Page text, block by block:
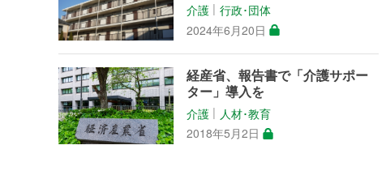
介護 │行政･団体
2024年6月20日
経産省、報告書で「介護サポー
ター」導入を
介護 │ 人材･教育
2018年5月2日